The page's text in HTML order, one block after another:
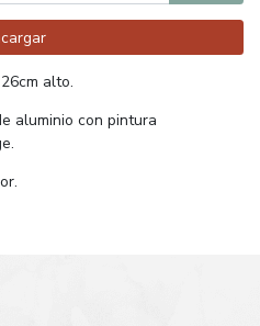
alto.
aluminio con pintura